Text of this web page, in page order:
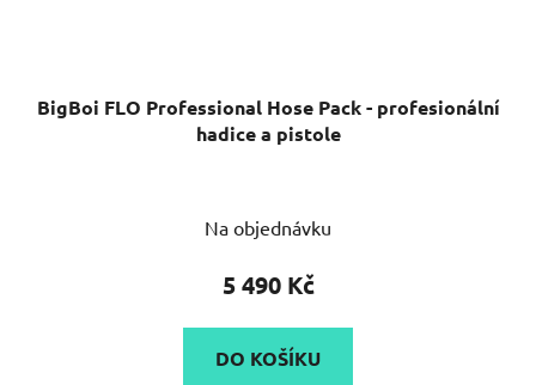
BigBoi FLO Professional Hose Pack - profesionální
hadice a pistole
Na objednávku
5 490 Kč
DO KOŠÍKU